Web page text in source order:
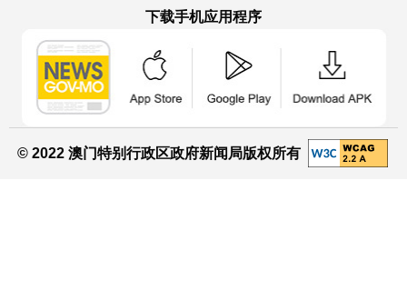
下载手机应用程序
© 2022 澳门特别行政区政府新闻局版权所有